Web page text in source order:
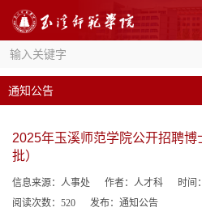
通知公告
2025年玉溪师范学院公开招聘
批）
信息来源：人事处 作者：人才科
时间
阅读次数： 520 发布：通知公告